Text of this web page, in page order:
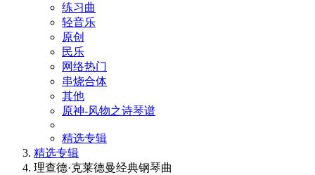
练习曲
轻音乐
原创
民乐
网络热门
串烧合体
其他
原神-风物之诗琴谱
精选专辑
精选专辑
理查德·克莱德曼经典钢琴曲